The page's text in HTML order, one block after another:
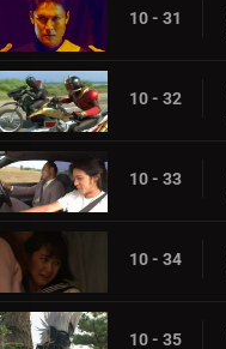
10 - 31
10 - 32
10 - 33
10 - 34
10 - 35